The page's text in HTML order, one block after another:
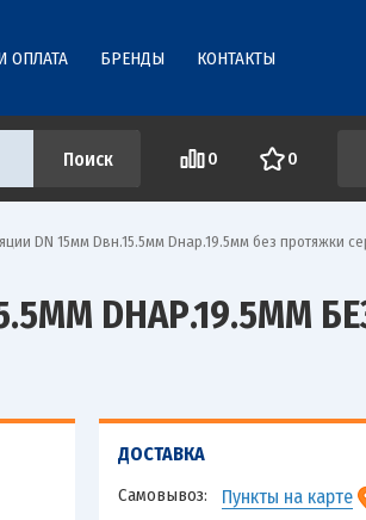
ОПЛАТА БРЕНДЫ КОНТАКТЫ
0 0
DN 15мм Dвн.15.5мм Dнар.19.5мм без протяжки
DНАР.19.5ММ
ДОСТАВКА
Самовывоз: Пункты на карте